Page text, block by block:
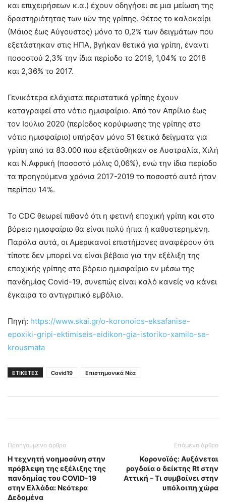
και επιχειρήσεων κ.α.) έχουν οδηγήσει σε μια μείωση της
δραστηριότητας των ιών της γρίπης. Φέτος το καλοκαίρι
(Μάιος έως Αύγουστος) μόνο το 0,2% των δειγμάτων που
εξετάστηκαν στις ΗΠΑ, βγήκαν θετικά για γρίπη, έναντι
ποσοστού 2,3% την ίδια περίοδο το 2019, 1,04% το 2018
και 2,36% το 2017.
Γενικότερα ελάχιστα περιστατικά γρίπης έχουν
καταγραφεί στο νότιο ημισφαίριο. Από τον Απρίλιο έως
τον Ιούλιο 2020 (περίοδος κορύφωσης της γρίπης στο
νότιο ημισφαίριο) υπήρξαν μόνο 51 θετικά δείγματα για
γρίπη από τα 83.000 που εξετάσθηκαν σε Αυστραλία, Χιλή
και Ν.Αφρική (ποσοστό μόλις 0,06%), ενώ την ίδια περίοδο
τα προηγούμενα χρόνια 2017-2019 το ποσοστό αυτό ήταν
περίπου 14%.
Το CDC θεωρεί πιθανό ότι η φετινή εποχική γρίπη και στο
βόρειο ημισφαίριο θα είναι πολύ ήπια ή καθυστερημένη.
Παρόλα αυτά, οι Αμερικανοί επιστήμονες αναφέρουν ότι
τίποτε δεν μπορεί να είναι βέβαιο για την εξέλιξη της
εποχικής γρίπης στο βόρειο ημισφαίριο εν μέσω της
πανδημίας Covid-19, συνεπώς είναι καλό κανείς να κάνει
έγκαιρα το αντιγριπικό εμβόλιο.
Πηγή: https://www.skai.gr/o-koronoios-eksafanise-
epoxiki-gripi-ektimiseis-eidikon-gia-istoriko-xamilo-se-
krousmata
ΕΤΙΚΕΤΕΣ Covid19 Επιστημονικά Νέα
Προηγούμενο άρθρο
Η τεχνητή νοημοσύνη στην
πρόβλεψη της εξέλιξης της
πανδημίας του COVID-19
στην Ελλάδα: Νεότερα
Δεδομένα
Επόμενο άρθρο
Κορονοϊός: Αυξάνεται
ραγδαία ο δείκτης Rt στην
Αττική – Τι συμβαίνει στην
υπόλοιπη χώρα